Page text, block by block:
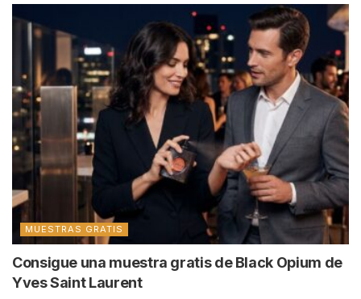
MUESTRAS GRATIS
Consigue una muestra gratis de Black Opium de
Yves Saint Laurent